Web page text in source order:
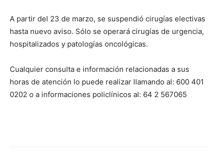
A partir del 23 de marzo, se suspendió cirugías electivas
hasta nuevo aviso. Sólo se operará cirugías de urgencia,
hospitalizados y patologías oncológicas.
Cualquier consulta e información relacionadas a sus
horas de atención lo puede realizar llamando al: 600 401
0202 o a informaciones policlínicos al: 64 2 567065